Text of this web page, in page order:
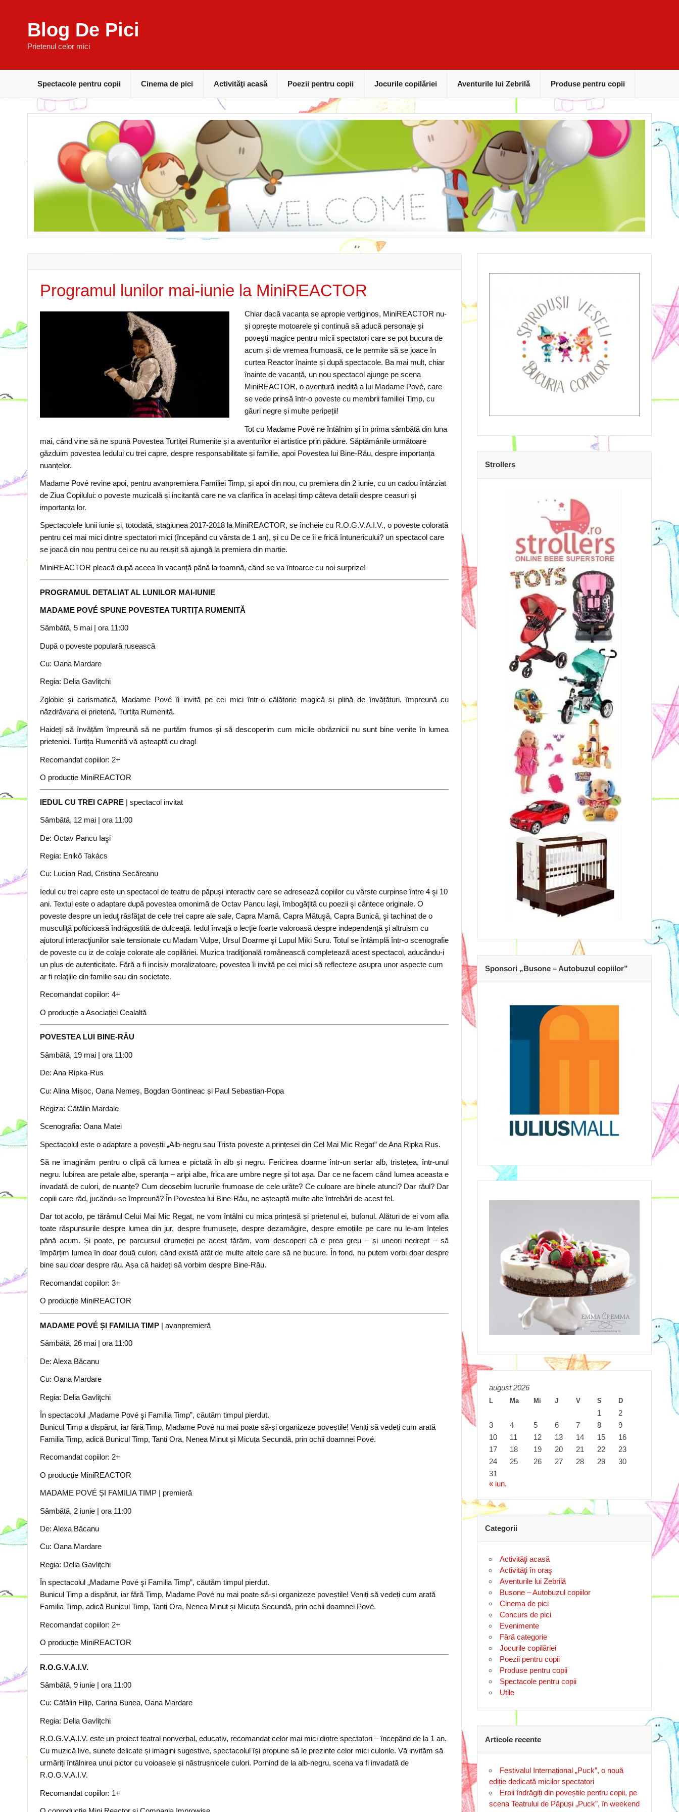
Blog De Pici
Prietenul celor mici
Spectacole pentru copii Cinema de pici Activităţi acasă Poezii pentru copii Jocurile copilăriei Aventurile lui Zebrilă Produse pentru copii
Programul lunilor mai-iunie la MiniREACTOR
Chiar dacă vacanța se apropie vertiginos, MiniREACTOR nu-
și oprește motoarele și continuă să aducă personaje și
povești magice pentru micii spectatori care se pot bucura de
acum și de vremea frumoasă, ce le permite să se joace în
curtea Reactor înainte și după spectacole. Ba mai mult, chiar
înainte de vacanță, un nou spectacol ajunge pe scena
MiniREACTOR, o aventură inedită a lui Madame Pové, care
se vede prinsă într-o poveste cu membrii familiei Timp, cu
găuri negre și multe peripeții!
Tot cu Madame Pové ne întâlnim și în prima sâmbătă din luna
mai, când vine să ne spună Povestea Turtiței Rumenite și a aventurilor ei artistice prin pădure. Săptămânile următoare
găzduim povestea Iedului cu trei capre, despre responsabilitate și familie, apoi Povestea lui Bine-Rău, despre importanța
nuanțelor.
Madame Pové revine apoi, pentru avanpremiera Familiei Timp, și apoi din nou, cu premiera din 2 iunie, cu un cadou întârziat
de Ziua Copilului: o poveste muzicală și incitantă care ne va clarifica în același timp câteva detalii despre ceasuri și
importanța lor.
Spectacolele lunii iunie și, totodată, stagiunea 2017-2018 la MiniREACTOR, se încheie cu R.O.G.V.A.I.V., o poveste colorată
pentru cei mai mici dintre spectatori mici (începând cu vârsta de 1 an), și cu De ce îi e frică întunericului? un spectacol care
se joacă din nou pentru cei ce nu au reușit să ajungă la premiera din martie.
MiniREACTOR pleacă după aceea în vacanță până la toamnă, când se va întoarce cu noi surprize!
PROGRAMUL DETALIAT AL LUNILOR MAI-IUNIE
MADAME POVÉ SPUNE POVESTEA TURTIȚA RUMENITĂ
Sâmbătă, 5 mai | ora 11:00
După o poveste populară rusească
Cu: Oana Mardare
Regia: Delia Gavlițchi
Zglobie și carismatică, Madame Pové îi invită pe cei mici într-o călătorie magică și plină de învățături, împreună cu
năzdrăvana ei prietenă, Turtița Rumenită.
Haideți să învățăm împreună să ne purtăm frumos și să descoperim cum micile obrăznicii nu sunt bine venite în lumea
prieteniei. Turtița Rumenită vă așteaptă cu drag!
Recomandat copiilor: 2+
O producție MiniREACTOR
IEDUL CU TREI CAPRE | spectacol invitat
Sâmbătă, 12 mai | ora 11:00
De: Octav Pancu Iaşi
Regia: Enikő Takács
Cu: Lucian Rad, Cristina Secăreanu
Iedul cu trei capre este un spectacol de teatru de păpuşi interactiv care se adresează copiilor cu vârste curpinse între 4 şi 10
ani. Textul este o adaptare după povestea omonimă de Octav Pancu Iaşi, îmbogăţită cu poezii şi cântece originale. O
poveste despre un ieduţ răsfăţat de cele trei capre ale sale, Capra Mamă, Capra Mătuşă, Capra Bunică, şi tachinat de o
musculiţă pofticioasă îndrăgostită de dulceaţă. Iedul învaţă o lecţie foarte valoroasă despre independență şi altruism cu
ajutorul interacţiunilor sale tensionate cu Madam Vulpe, Ursul Doarme şi Lupul Miki Suru. Totul se întâmplă într-o scenografie
de poveste cu iz de colaje colorate ale copilăriei. Muzica tradiţională românească completează acest spectacol, aducându-i
un plus de autenticitate. Fără a fi incisiv moralizatoare, povestea îi invită pe cei mici să reflecteze asupra unor aspecte cum
ar fi relaţiile din familie sau din societate.
Recomandat copiilor: 4+
O producție a Asociației Cealaltă
POVESTEA LUI BINE-RĂU
Sâmbătă, 19 mai | ora 11:00
De: Ana Ripka-Rus
Cu: Alina Mișoc, Oana Nemeș, Bogdan Gontineac și Paul Sebastian-Popa
Regiza: Cătălin Mardale
Scenografia: Oana Matei
Spectacolul este o adaptare a poveștii „Alb-negru sau Trista poveste a prințesei din Cel Mai Mic Regat” de Ana Ripka Rus.
Să ne imaginăm pentru o clipă că lumea e pictată în alb și negru. Fericirea doarme într-un sertar alb, tristețea, într-unul
negru. Iubirea are petale albe, speranța – aripi albe, frica are umbre negre și tot așa. Dar ce ne facem când lumea aceasta e
invadată de culori, de nuanțe? Cum deosebim lucrurile frumoase de cele urâte? Ce culoare are binele atunci? Dar răul? Dar
copiii care râd, jucându-se împreună? În Povestea lui Bine-Rău, ne așteaptă multe alte întrebări de acest fel.
Dar tot acolo, pe tărâmul Celui Mai Mic Regat, ne vom întâlni cu mica prințesă și prietenul ei, bufonul. Alături de ei vom afla
toate răspunsurile despre lumea din jur, despre frumusețe, despre dezamăgire, despre emoțiile pe care nu le-am înțeles
până acum. Și poate, pe parcursul drumeției pe acest tărâm, vom descoperi că e prea greu – și uneori nedrept – să
împărțim lumea în doar două culori, când există atât de multe altele care să ne bucure. În fond, nu putem vorbi doar despre
bine sau doar despre rău. Așa că haideți să vorbim despre Bine-Rău.
Recomandat copiilor: 3+
O producție MiniREACTOR
MADAME POVÉ ȘI FAMILIA TIMP | avanpremieră
Sâmbătă, 26 mai | ora 11:00
De: Alexa Băcanu
Cu: Oana Mardare
Regia: Delia Gavliţchi
În spectacolul „Madame Pové şi Familia Timp”, căutăm timpul pierdut.
Bunicul Timp a dispărut, iar fără Timp, Madame Pové nu mai poate să-și organizeze poveștile! Veniți să vedeți cum arată
Familia Timp, adică Bunicul Timp, Tanti Ora, Nenea Minut și Micuța Secundă, prin ochii doamnei Pové.
Recomandat copiilor: 2+
O producție MiniREACTOR
MADAME POVÉ ȘI FAMILIA TIMP | premieră
Sâmbătă, 2 iunie | ora 11:00
De: Alexa Băcanu
Cu: Oana Mardare
Regia: Delia Gavliţchi
În spectacolul „Madame Pové şi Familia Timp”, căutăm timpul pierdut.
Bunicul Timp a dispărut, iar fără Timp, Madame Pové nu mai poate să-și organizeze poveștile! Veniți să vedeți cum arată
Familia Timp, adică Bunicul Timp, Tanti Ora, Nenea Minut și Micuța Secundă, prin ochii doamnei Pové.
Recomandat copiilor: 2+
O producție MiniREACTOR
R.O.G.V.A.I.V.
Sâmbătă, 9 iunie |ora 11:00
Cu: Cătălin Filip, Carina Bunea, Oana Mardare
Regia: Delia Gavlițchi
R.O.G.V.A.I.V. este un proiect teatral nonverbal, educativ, recomandat celor mai mici dintre spectatori – începând de la 1 an.
Cu muzică live, sunete delicate și imagini sugestive, spectacolul își propune să le prezinte celor mici culorile. Vă invităm să
urmăriți întâlnirea unui pictor cu voioasele și năstrușnicele culori. Pornind de la alb-negru, scena va fi invadată de
R.O.G.V.A.I.V.
Recomandat copiilor: 1+
Strollers
Sponsori „Busone – Autobuzul copiilor”
august 2026
L Ma Mi J V S D
1
2
3
4 5 6 7 8
9
10
11 12 13 14 15
16
17
18 19 20 21 22
23
24
25 26 27 28 29
30
31
« iun.
Categorii
Activităţi acasă
Activităţi în oraş
Aventurile lui Zebrilă
Busone – Autobuzul copiilor
Cinema de pici
Concurs de pici
Evenimente
Fără categorie
Jocurile copilăriei
Poezii pentru copii
Produse pentru copii
Spectacole pentru copii
Utile
Articole recente
Festivalul Internațional „Puck”, o nouă
ediție dedicată micilor spectatori
Eroii îndrăgiți din poveștile pentru copii, pe
scena Teatrului de Păpuși „Puck”, în weekend